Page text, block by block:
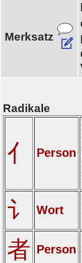
Merksatz
Radikale
亻 Person
讠 Wort
者 Person